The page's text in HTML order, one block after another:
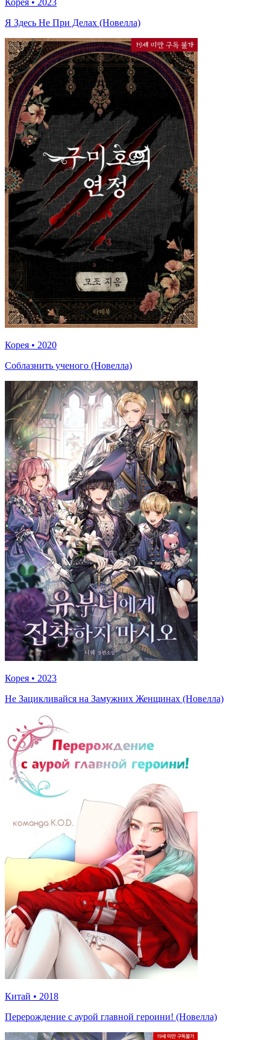
Корея • 2023
Я Здесь Не При Делах (Новелла)
Корея • 2020
Соблазнить ученого (Новелла)
Корея • 2023
Не Зацикливайся на Замужних Женщинах (Новелла)
Китай • 2018
Перерождение с аурой главной героини! (Новелла)